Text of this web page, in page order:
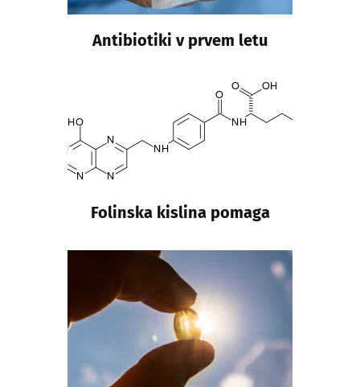
Antibiotiki v prvem letu
Folinska kislina pomaga